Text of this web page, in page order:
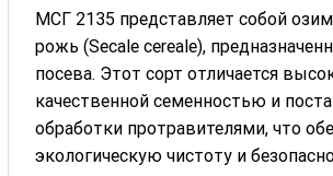
МСГ 2135 представляет собой
рожь (Secale cereale),
посева. Этот сорт отличается
качественной семенностью и
обработки протравителями, что
экологическую чистоту и